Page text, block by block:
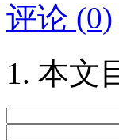
评论 (0)
本文